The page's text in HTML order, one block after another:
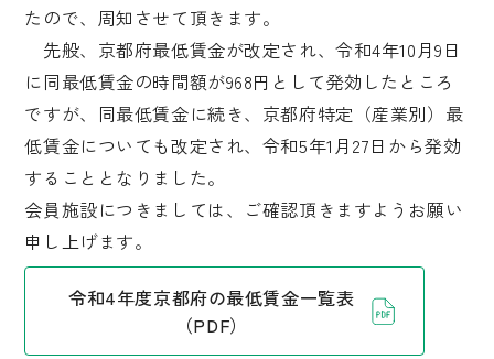
たので、周知させて頂きます。
先般、京都府最低賃金が改定され、令和4年10月9日
に同最低賃金の時間額が968円として発効したところ
ですが、同最低賃金に続き、京都府特定（産業別）最
低賃金についても改定され、令和5年1月27日から発効
することとなりました。
会員施設につきましては、ご確認頂きますようお願い
申し上げます。
令和4年度京都府の最低賃金一覧表
（PDF）